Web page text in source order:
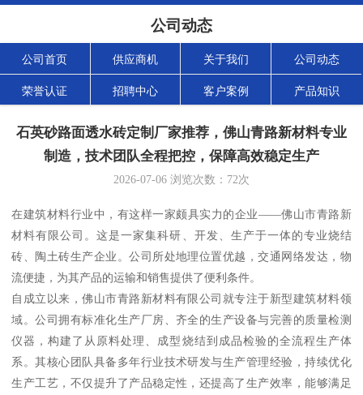
公司动态
公司首页 供应商机 关于我们 公司动态
荣誉认证 招聘中心 客户案例 产品知识
石英砂路面透水砖定制厂家推荐，佛山青路新材料专业
制造，技术团队全程把控，保障高效稳定生产
2026-07-06 浏览次数： 72次
在建筑材料行业中，有这样一家颇具实力的企业——佛山市青路新
材料有限公司。这是一家集科研、开发、生产于一体的专业烧结
砖、陶土砖生产企业。公司所处地理位置优越，交通网络发达，物
流便捷，为其产品的运输和销售提供了便利条件。
自成立以来，佛山市青路新材料有限公司就专注于新型建筑材料领
域。公司拥有标准化生产厂房、齐全的生产设备与完善的质量检测
仪器，构建了从原料处理、成型烧结到成品检验的全流程生产体
系。其核心团队具备多年行业技术研发与生产管理经验，持续优化
生产工艺，不仅提升了产品稳定性，还提高了生产效率，能够满足